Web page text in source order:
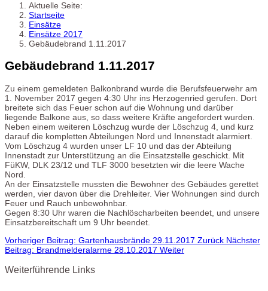
Aktuelle Seite:
Startseite
Einsätze
Einsätze 2017
Gebäudebrand 1.11.2017
Gebäudebrand 1.11.2017
Zu einem gemeldeten Balkonbrand wurde die Berufsfeuerwehr am
1. November 2017 gegen 4:30 Uhr ins Herzogenried gerufen. Dort
breitete sich das Feuer schon auf die Wohnung und darüber
liegende Balkone aus, so dass weitere Kräfte angefordert wurden.
Neben einem weiteren Löschzug wurde der Löschzug 4, und kurz
darauf die kompletten Abteilungen Nord und Innenstadt alarmiert.
Vom Löschzug 4 wurden unser LF 10 und das der Abteilung
Innenstadt zur Unterstützung an die Einsatzstelle geschickt. Mit
FüKW, DLK 23/12 und TLF 3000 besetzten wir die leere Wache
Nord.
An der Einsatzstelle mussten die Bewohner des Gebäudes gerettet
werden, vier davon über die Drehleiter. Vier Wohnungen sind durch
Feuer und Rauch unbewohnbar.
Gegen 8:30 Uhr waren die Nachlöscharbeiten beendet, und unsere
Einsatzbereitschaft um 9 Uhr beendet.
Vorheriger Beitrag: Gartenhausbrände 29.11.2017 Zurück Nächster
Beitrag: Brandmelderalarme 28.10.2017 Weiter
Weiterführende Links